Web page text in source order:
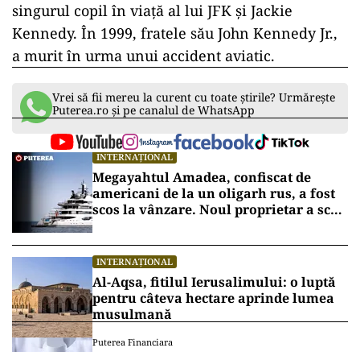
singurul copil în viaţă al lui JFK şi Jackie
Kennedy. În 1999, fratele său John Kennedy Jr.,
a murit în urma unui accident aviatic.
Vrei să fii mereu la curent cu toate știrile? Urmărește
Puterea.ro și pe canalul de WhatsApp
INTERNAȚIONAL
Megayahtul Amadea, confiscat de
americani de la un oligarh rus, a fost
scos la vânzare. Noul proprietar a scos
INTERNAȚIONAL
Al-Aqsa, fitilul Ierusalimului: o luptă
pentru câteva hectare aprinde lumea
musulmană
Puterea Financiara